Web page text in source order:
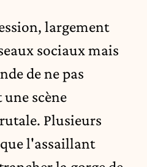
largement
sociaux mais
de ne pas
scène
Plusieurs
l'assaillant